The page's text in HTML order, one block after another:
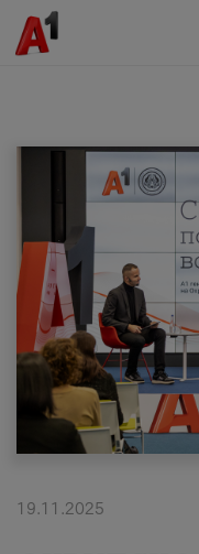
МК SQ
Приватни
Поддршка
Надополни кредит
19.11.2025